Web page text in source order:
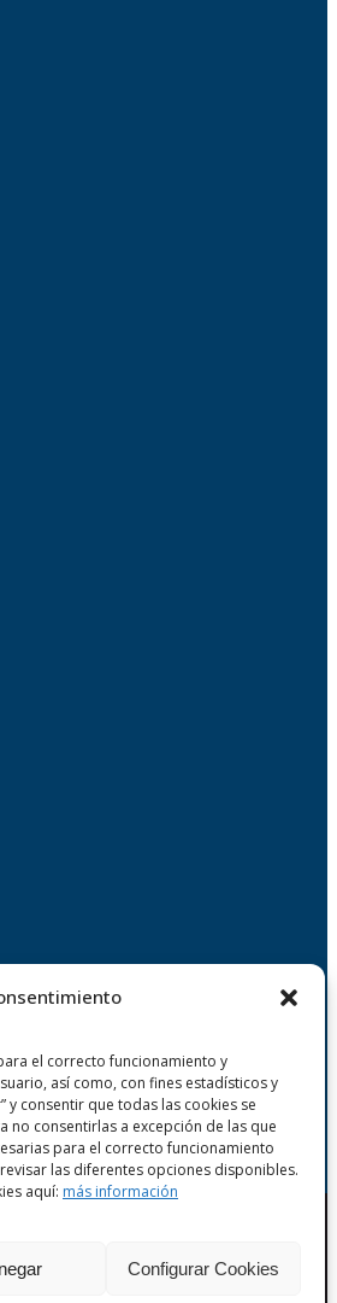
el correcto funcionamiento y
así como, con fines estadísticos y
y consentir que todas las cookies se
no consentirlas a excepción de las que
para el correcto funcionamiento
las diferentes opciones disponibles.
aquí: más información
Configurar Cookies